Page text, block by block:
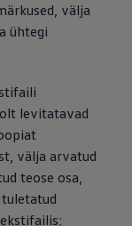
välja
ühtegi
levitatavad
välja arvatud
teose osa,